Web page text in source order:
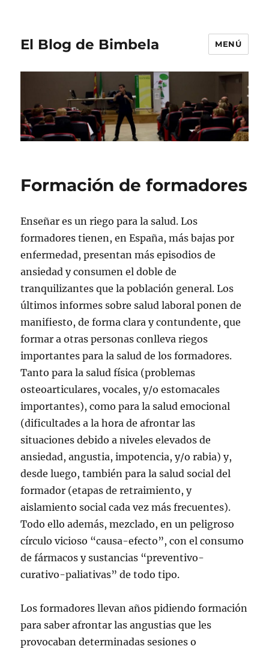
El Blog de Bimbela MENÚ
Formación de formadores
Enseñar es un riego para la salud. Los
formadores tienen, en España, más bajas por
enfermedad, presentan más episodios de
ansiedad y consumen el doble de
tranquilizantes que la población general. Los
últimos informes sobre salud laboral ponen de
manifiesto, de forma clara y contundente, que
formar a otras personas conlleva riegos
importantes para la salud de los formadores.
Tanto para la salud física (problemas
osteoarticulares, vocales, y/o estomacales
importantes), como para la salud emocional
(dificultades a la hora de afrontar las
situaciones debido a niveles elevados de
ansiedad, angustia, impotencia, y/o rabia) y,
desde luego, también para la salud social del
formador (etapas de retraimiento, y
aislamiento social cada vez más frecuentes).
Todo ello además, mezclado, en un peligroso
círculo vicioso “causa-efecto”, con el consumo
de fármacos y sustancias “preventivo-
curativo-paliativas” de todo tipo.
Los formadores llevan años pidiendo formación
para saber afrontar las angustias que les
provocaban determinadas sesiones o